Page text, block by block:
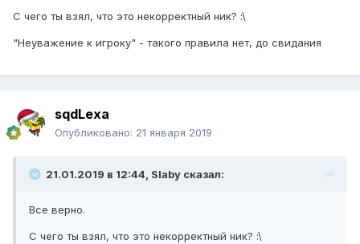
С чего ты взял, что это некорректный ник? :\
"Неуважение к игроку" - такого правила нет, до свидания
sqdLexa
Опубликовано: 21 января 2019
21.01.2019 в 12:44, Slaby сказал:
Все верно.
С чего ты взял, что это некорректный ник? :\